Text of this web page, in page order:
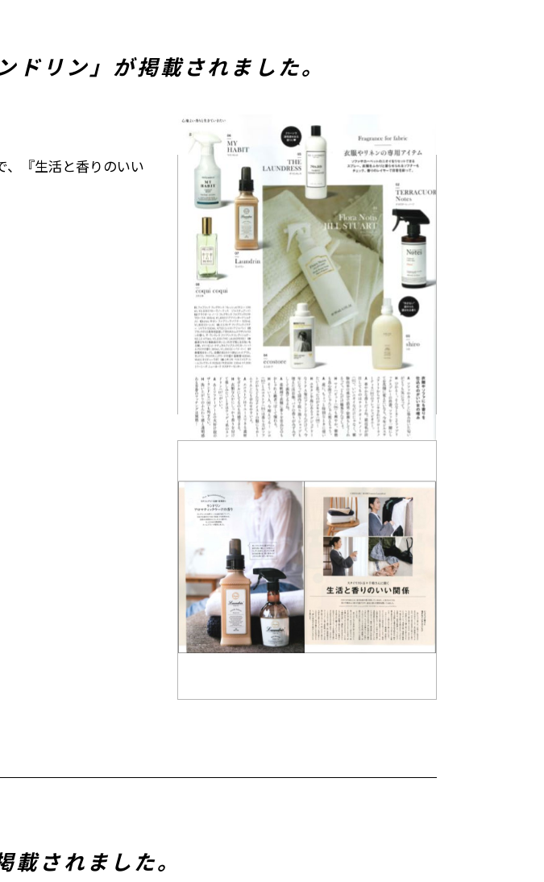
リン」が掲載されました。
、『生活と香りのいい
されました。